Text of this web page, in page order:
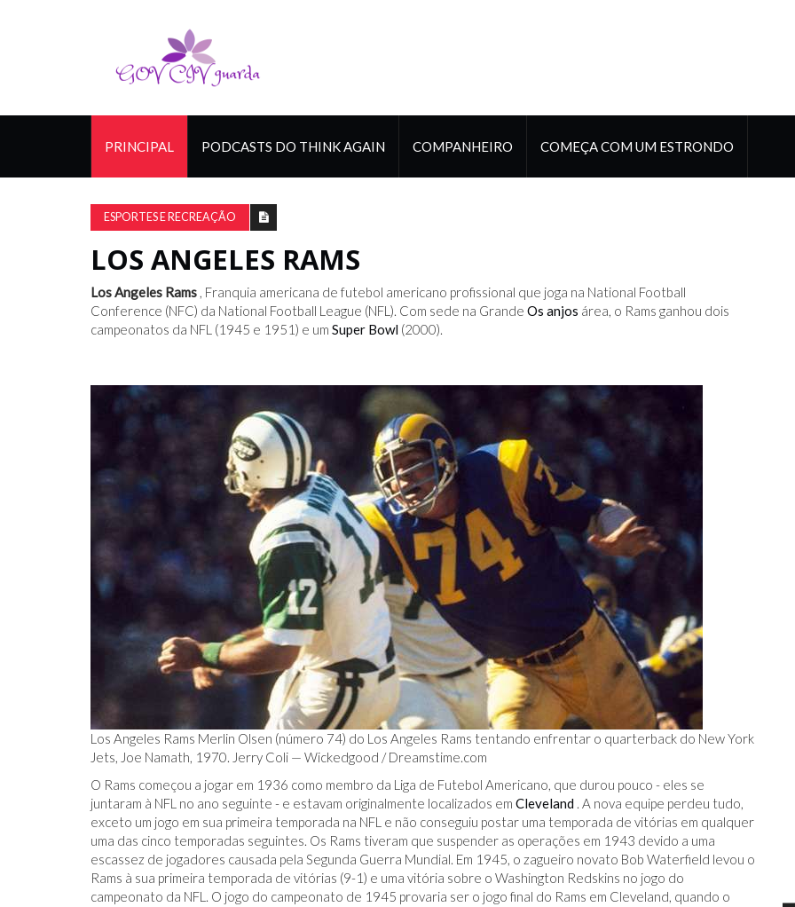
PRINCIPAL PODCASTS DO THINK AGAIN COMPANHEIRO COMEÇA COM UM ESTRONDO
ESPORTES E RECREAÇÃO
LOS ANGELES RAMS
Los Angeles Rams , Franquia americana de futebol americano profissional que joga na National Football
Conference (NFC) da National Football League (NFL). Com sede na Grande Os anjos área, o Rams ganhou dois
campeonatos da NFL (1945 e 1951) e um Super Bowl (2000).
Los Angeles Rams Merlin Olsen (número 74) do Los Angeles Rams tentando enfrentar o quarterback do New York
Jets, Joe Namath, 1970. Jerry Coli — Wickedgood /Dreamstime.com
O Rams começou a jogar em 1936 como membro da Liga de Futebol Americano, que durou pouco - eles se
juntaram à NFL no ano seguinte - e estavam originalmente localizados em Cleveland . A nova equipe perdeu tudo,
exceto um jogo em sua primeira temporada na NFL e não conseguiu postar uma temporada de vitórias em qualquer
uma das cinco temporadas seguintes. Os Rams tiveram que suspender as operações em 1943 devido a uma
escassez de jogadores causada pela Segunda Guerra Mundial. Em 1945, o zagueiro novato Bob Waterfield levou o
Rams à sua primeira temporada de vitórias (9-1) e uma vitória sobre o Washington Redskins no jogo do
campeonato da NFL. O jogo do campeonato de 1945 provaria ser o jogo final do Rams em Cleveland, quando o